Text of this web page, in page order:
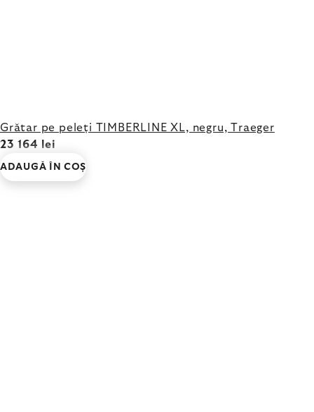
Grătar pe peleți TIMBERLINE XL, negru, Traeger
23 164 lei
ADAUGĂ ÎN COŞ